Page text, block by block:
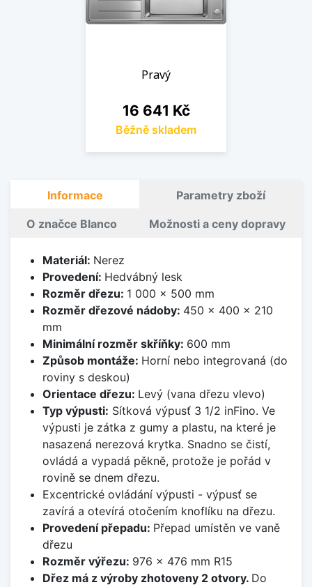
Pravý
Cena
16 641 Kč
Běžně skladem
Informace Parametry zboží
O značce Blanco Možnosti a ceny dopravy
Materiál: Nerez
Provedení: Hedvábný lesk
Rozměr dřezu: 1 000 x 500 mm
Rozměr dřezové nádoby: 450 x 400 x 210
mm
Minimální rozměr skříňky: 600 mm
Způsob montáže: Horní nebo integrovaná (do
roviny s deskou)
Orientace dřezu: Levý (vana dřezu vlevo)
Typ výpusti: Sítková výpusť 3 1/2 inFino. Ve
výpusti je zátka z gumy a plastu, na které je
nasazená nerezová krytka. Snadno se čistí,
ovládá a vypadá pěkně, protože je pořád v
rovině se dnem dřezu.
Excentrické ovládání výpusti - výpusť se
zavírá a otevírá otočením knoflíku na dřezu.
Provedení přepadu: Přepad umístěn ve vaně
dřezu
Rozměr výřezu: 976 x 476 mm R15
Dřez má z výroby zhotoveny 2 otvory. Do